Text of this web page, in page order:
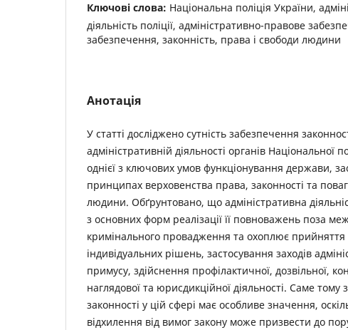
Ключові слова: Національна поліція України,
діяльність поліції, адміністративно-правове
забезпечення, законність, права і свободи людини
Анотація
У статті досліджено сутність забезпечення
адміністративній діяльності органів Національної
однієї з ключових умов функціонування держави,
принципах верховенства права, законності та
людини. Обґрунтовано, що адміністративна
з основних форм реалізації її повноважень поза
кримінального провадження та охоплює прийняття
індивідуальних рішень, застосування заходів
примусу, здійснення профілактичної, дозвільної,
наглядової та юрисдикційної діяльності. Саме тому
законності у цій сфері має особливе значення,
відхилення від вимог закону може призвести до